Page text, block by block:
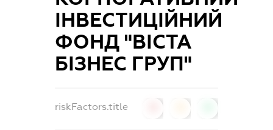
ІНВЕСТИЦІЙНИЙ
ФОНД "ВІСТА
БІЗНЕС ГРУП"
riskFactors.title